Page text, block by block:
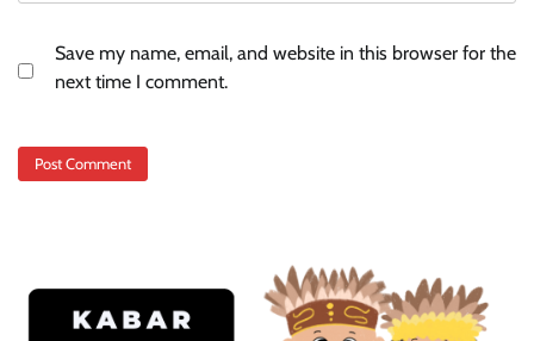
Save my name, email, and website in this browser for the
next time I comment.